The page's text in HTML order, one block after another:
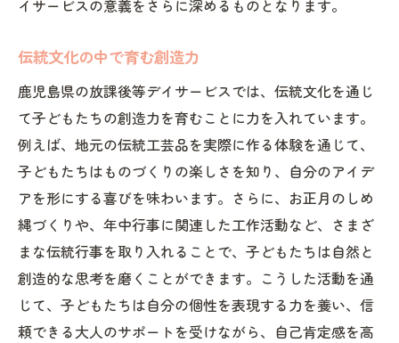
イサービスの意義をさらに深めるものとなります。
伝統文化の中で育む創造力
鹿児島県の放課後等デイサービスでは、伝統文化を通じ
て子どもたちの創造力を育むことに力を入れています。
例えば、地元の伝統工芸品を実際に作る体験を通じて、
子どもたちはものづくりの楽しさを知り、自分のアイデ
アを形にする喜びを味わいます。さらに、お正月のしめ
縄づくりや、年中行事に関連した工作活動など、さまざ
まな伝統行事を取り入れることで、子どもたちは自然と
創造的な思考を磨くことができます。こうした活動を通
じて、子どもたちは自分の個性を表現する力を養い、信
頼できる大人のサポートを受けながら、自己肯定感を高